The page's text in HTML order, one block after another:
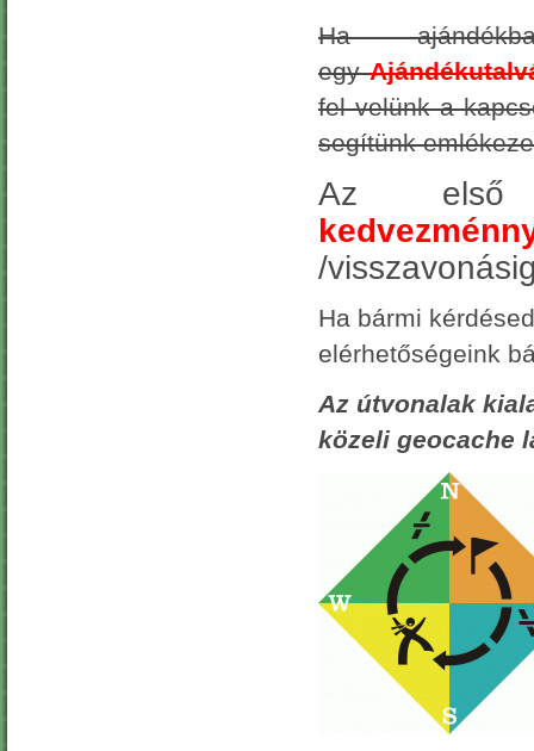
Ha
egy
fel velünk a
segítünk
Az
/
Ha bármi
elérhetőségeink
Az útvonalak
közeli geocache